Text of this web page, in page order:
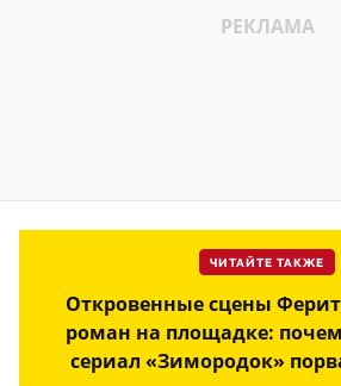
ЧИТАЙТЕ ТАКЖЕ
Откровенные сцены
роман на площадке:
сериал «Зимородок»